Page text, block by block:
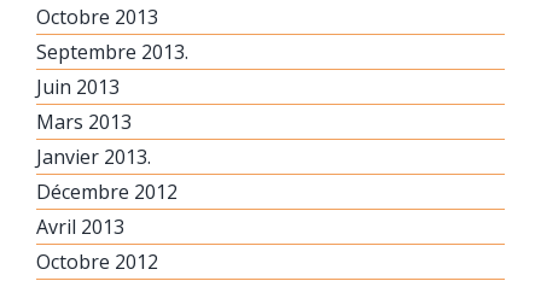
Octobre 2013
Septembre 2013.
Juin 2013
Mars 2013
Janvier 2013.
Décembre 2012
Avril 2013
Octobre 2012